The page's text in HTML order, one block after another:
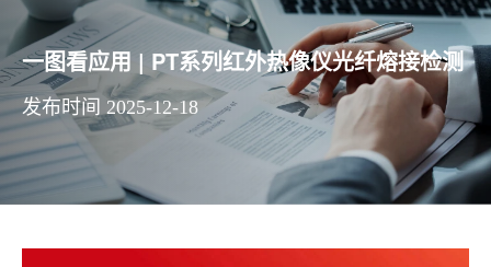
一图看应用 | PT系列红外热像仪光纤熔接检测
发布时间 2025-12-18